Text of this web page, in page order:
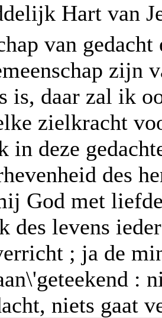
Hart van
van
zijn
is, daar zal ik
zielkracht
in deze
des
God met
des levens
; ja de
:
niets gaat